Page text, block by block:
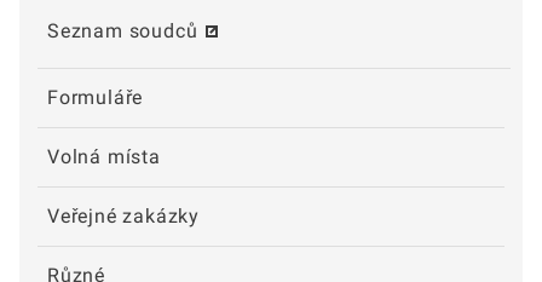
Seznam soudců
Formuláře
Volná místa
Veřejné zakázky
Různé